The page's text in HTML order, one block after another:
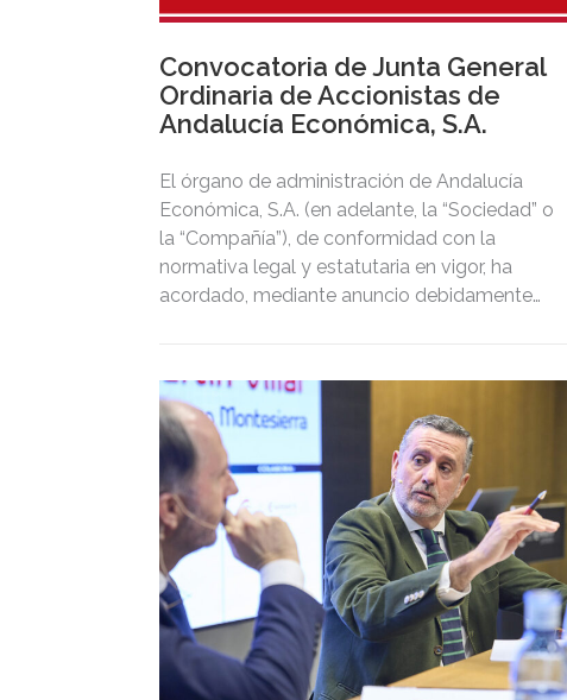
Convocatoria de Junta General
Ordinaria de Accionistas de
Andalucía Económica, S.A.
El órgano de administración de Andalucía
Económica, S.A. (en adelante, la “Sociedad” o
la “Compañía”), de conformidad con la
normativa legal y estatutaria en vigor, ha
acordado, mediante anuncio debidamente
los accionistas de la Sociedad a la Junta
General Ordinaria de Accionistas, que se
celebrará, en primera convocatoria, el día 25
de junio de 2026, a las 13:00 horas, y en
segunda convocatoria, en la misma hora y
lugar, el día 26 de junio, de forma presencial
en Sevilla, en el Club Cámara Antares de
Sevilla (Torre Sevilla), planta 18, o de forma
virtual, mediante Teams, de conformidad con
lo dispuesto en el artículo 12 de los Estatutos
Sociales de la Compañía, y según las
instrucciones contenidas en el apartado